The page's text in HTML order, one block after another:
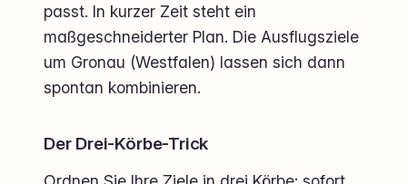
passt. In kurzer Zeit steht ein
maßgeschneiderter Plan. Die Ausflugsziele
um Gronau (Westfalen) lassen sich dann
spontan kombinieren.
Der Drei-Körbe-Trick